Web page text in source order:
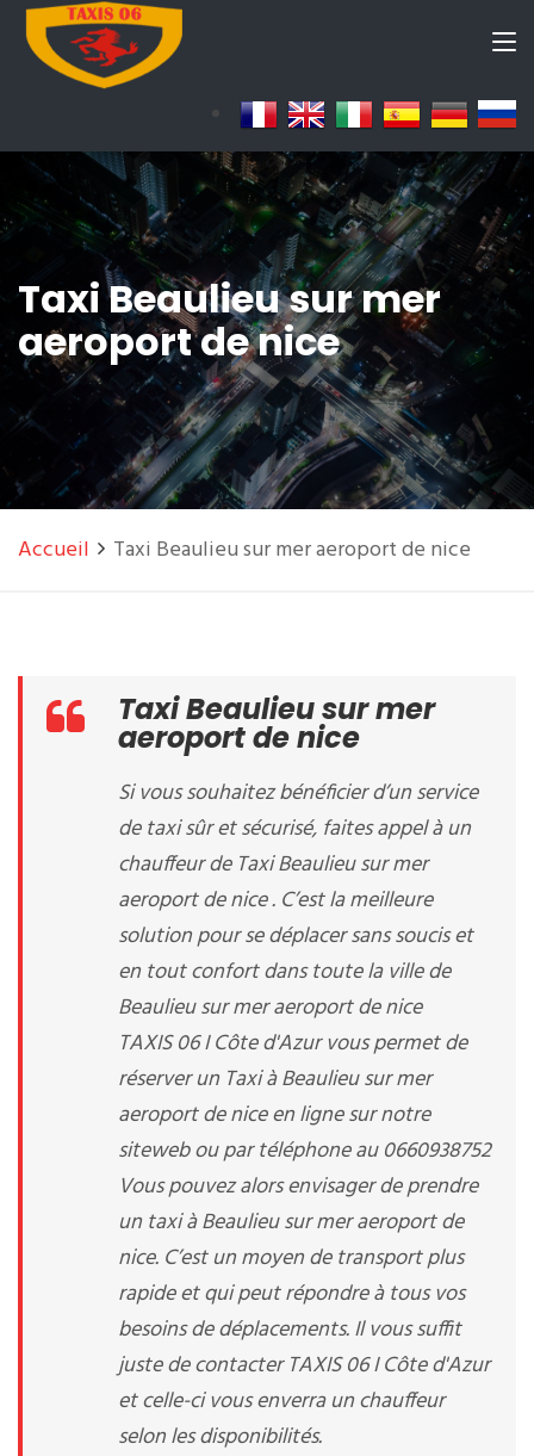
Taxi Beaulieu sur mer
aeroport de nice
Accueil Taxi Beaulieu sur mer aeroport de nice
Taxi Beaulieu sur mer
aeroport de nice
Si vous souhaitez bénéficier d’un service
de taxi sûr et sécurisé, faites appel à un
chauffeur de Taxi Beaulieu sur mer
aeroport de nice . C’est la meilleure
solution pour se déplacer sans soucis et
en tout confort dans toute la ville de
Beaulieu sur mer aeroport de nice
TAXIS 06 I Côte d'Azur vous permet de
réserver un Taxi à Beaulieu sur mer
aeroport de nice en ligne sur notre
siteweb ou par téléphone au 0660938752
Vous pouvez alors envisager de prendre
un taxi à Beaulieu sur mer aeroport de
nice. C’est un moyen de transport plus
rapide et qui peut répondre à tous vos
besoins de déplacements. Il vous suffit
juste de contacter TAXIS 06 I Côte d'Azur
et celle-ci vous enverra un chauffeur
selon les disponibilités.